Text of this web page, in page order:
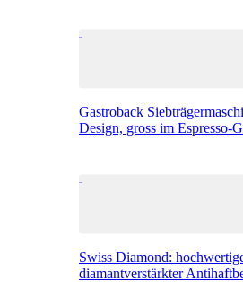
Gastroback
Design, gross im Espresso-
Swiss Diamond:
diamantverstärkter